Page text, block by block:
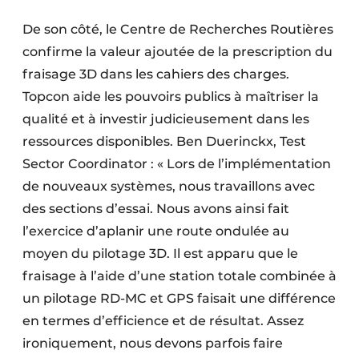
De son côté, le Centre de Recherches Routières
confirme la valeur ajoutée de la prescription du
fraisage 3D dans les cahiers des charges.
Topcon aide les pouvoirs publics à maîtriser la
qualité et à investir judicieusement dans les
ressources disponibles. Ben Duerinckx, Test
Sector Coordinator : « Lors de l’implémentation
de nouveaux systèmes, nous travaillons avec
des sections d’essai. Nous avons ainsi fait
l’exercice d’aplanir une route ondulée au
moyen du pilotage 3D. Il est apparu que le
fraisage à l’aide d’une station totale combinée à
un pilotage RD-MC et GPS faisait une différence
en termes d’efficience et de résultat. Assez
ironiquement, nous devons parfois faire